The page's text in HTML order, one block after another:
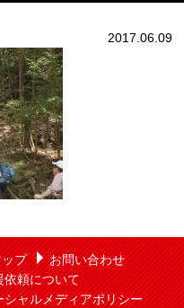
2017.06.09
プ
お問い合わせ
依頼について
シャルメディアポリシー